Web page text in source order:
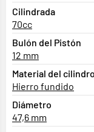
Cilindrada
70cc
Bulón del Pistón
12 mm
Material del cilindro
Hierro fundido
Diámetro
47,6 mm